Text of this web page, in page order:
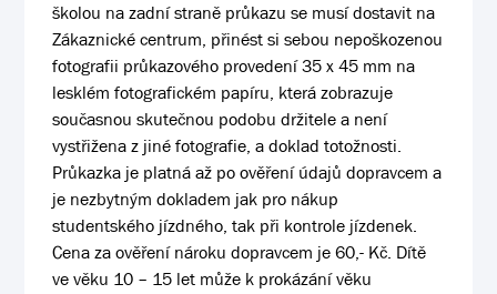
školou na zadní straně průkazu se musí dostavit na
Zákaznické centrum, přinést si sebou nepoškozenou
fotografii průkazového provedení 35 x 45 mm na
lesklém fotografickém papíru, která zobrazuje
současnou skutečnou podobu držitele a není
vystřižena z jiné fotografie, a doklad totožnosti.
Průkazka je platná až po ověření údajů dopravcem a
je nezbytným dokladem jak pro nákup
studentského jízdného, tak při kontrole jízdenek.
Cena za ověření nároku dopravcem je 60,- Kč. Dítě
ve věku 10 – 15 let může k prokázání věku